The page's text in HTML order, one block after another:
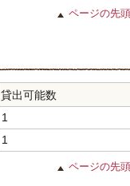
ページの先
貸出可能数
1
1
ページの先